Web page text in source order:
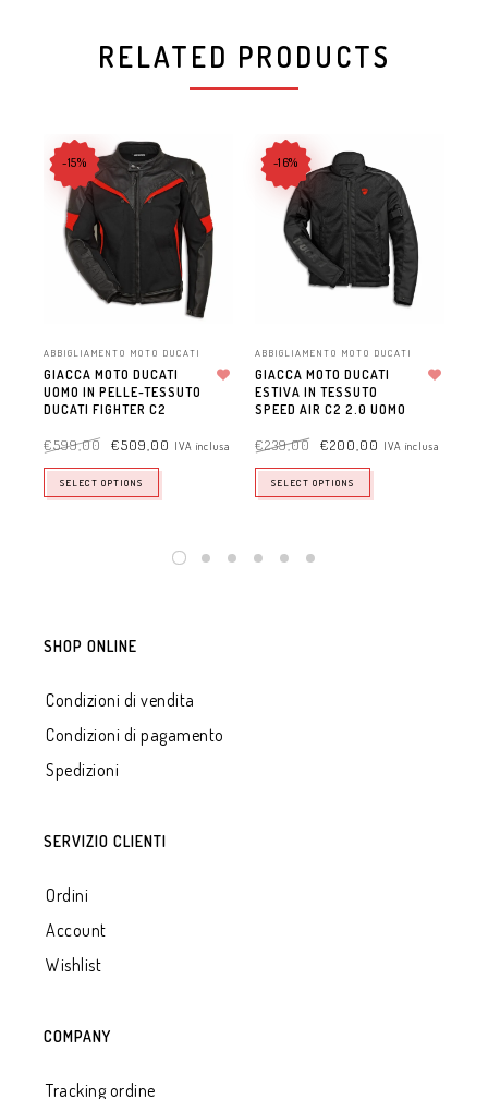
RELATED PRODUCTS
-15%
ABBIGLIAMENTO MOTO DUCATI
GIACCA MOTO DUCATI
UOMO IN PELLE-TESSUTO
DUCATI FIGHTER C2
€599,00 €509,00 IVA inclusa
SELECT OPTIONS
-16%
ABBIGLIAMENTO MOTO DUCATI
GIACCA MOTO DUCATI
ESTIVA IN TESSUTO
SPEED AIR C2 2.0 UOMO
€239,00 €200,00 IVA inclusa
SELECT OPTIONS
SHOP ONLINE
Condizioni di vendita
Condizioni di pagamento
Spedizioni
SERVIZIO CLIENTI
Ordini
Account
Wishlist
COMPANY
Tracking ordine